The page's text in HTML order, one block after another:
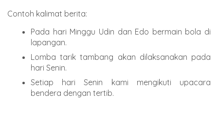
Contoh kalimat berita:
Pada hari Minggu Udin dan Edo bermain bola di
lapangan.
Lomba tarik tambang akan dilaksanakan pada
hari Senin.
Setiap hari Senin kami mengikuti upacara
bendera dengan tertib.